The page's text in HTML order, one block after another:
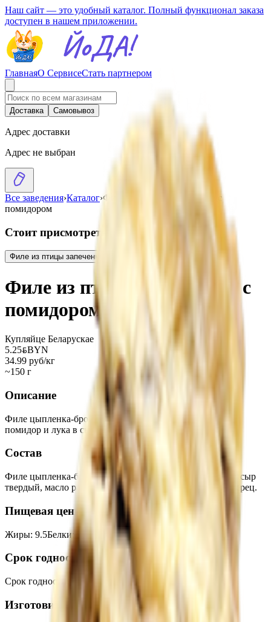
Наш сайт — это удобный каталог. Полный функционал заказа
доступен в нашем приложении.
ГлавнаяО СервисеСтать партнером
Доставка Самовывоз
Адрес доставки
Адрес не выбран
Все заведения›Каталог›Филе из птицы запеченное с
помидором
Стоит присмотреться
Филе из птицы запеченное с грибами BYN
Филе из птицы запеченное с
помидором
Купляйце Беларускае
5.25BYNBYN
34.99 руб/кг
~150 г
Описание
Филе цыпленка-бройлера запеченное под шапочкой из
помидор и лука в сыре.
Состав
Филе цыпленка-бройлера, томат свежий, лук репчатый, сыр
твердый, масло растительное, соус майонезный, соль, перец.
Пищевая ценность на 100г
Жиры: 9.5Белки:26 Калории:150
Срок годности
Срок годности +2°С до +6°С не более 24 часов.
Изготовитель